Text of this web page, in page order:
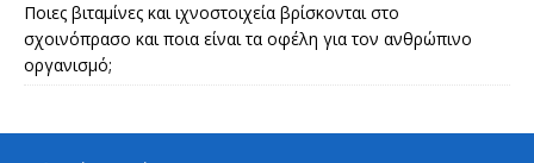
Ποιες βιταμίνες και ιχνοστοιχεία βρίσκονται στο
σχοινόπρασο και ποια είναι τα οφέλη για τον ανθρώπινο
οργανισμό;